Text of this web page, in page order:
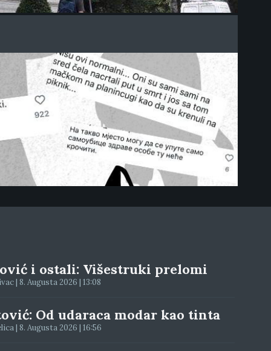
i ostali: Višestruki prelomi
| 8. Augusta 2026 | 13:08
Od udaraca modar kao tinta
| 8. Augusta 2026 | 16:56